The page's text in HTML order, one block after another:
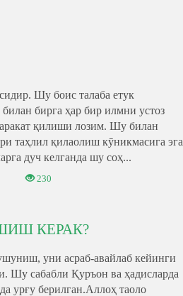
Шу боис талаба етук
бирга ҳар бир илмни устоз
қилиши лозим. Шу билан
таҳлил қилаолиш кӯникмасига эга
дуч келганда шу соҳ...
230
КЕРАК?
уни асраб-авайлаб кейинги
Шу сабабли Қуръон ва ҳадисларда
урғу берилган.Аллоҳ таоло